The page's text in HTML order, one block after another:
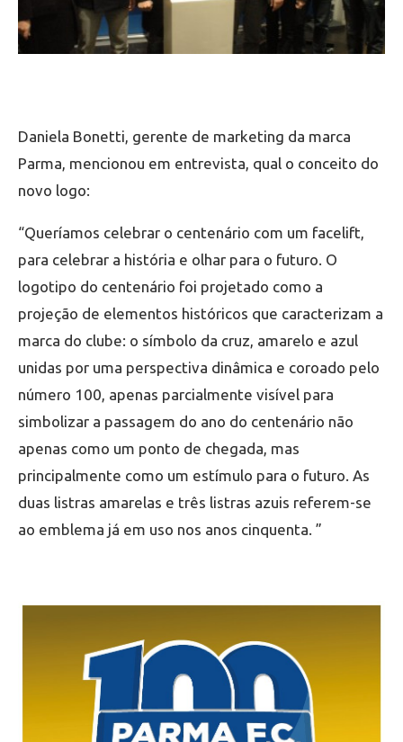
Daniela Bonetti, gerente de marketing da marca
Parma, mencionou em entrevista, qual o conceito do
novo logo:
“Queríamos celebrar o centenário com um facelift,
para celebrar a história e olhar para o futuro. O
logotipo do centenário foi projetado como a
projeção de elementos históricos que caracterizam a
marca do clube: o símbolo da cruz, amarelo e azul
unidas por uma perspectiva dinâmica e coroado pelo
número 100, apenas parcialmente visível para
simbolizar a passagem do ano do centenário não
apenas como um ponto de chegada, mas
principalmente como um estímulo para o futuro. As
duas listras amarelas e três listras azuis referem-se
ao emblema já em uso nos anos cinquenta. ”